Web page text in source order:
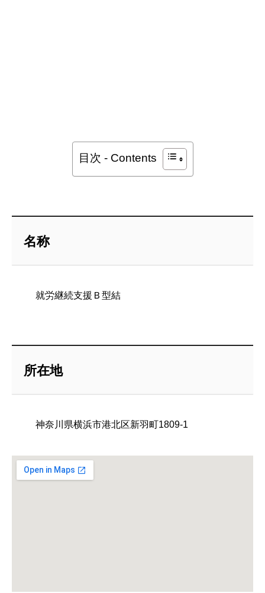
目次 - Contents
名称
就労継続支援Ｂ型結
所在地
神奈川県横浜市港北区新羽町1809-1